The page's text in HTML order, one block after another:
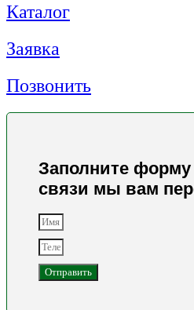
Каталог
Заявка
Позвонить
Заполните форму
связи мы вам
Отправить